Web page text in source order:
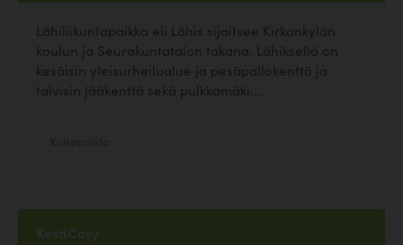
Lähiliikuntapaikka eli Lähis sijaitsee Kirkonkylän
koulun ja Seurakuntatalon takana. Lähiksellä on
kesäisin yleisurheilualue ja pesäpallokenttä ja
talvisin jääkenttä sekä pulkkamäki....
KesäCosy